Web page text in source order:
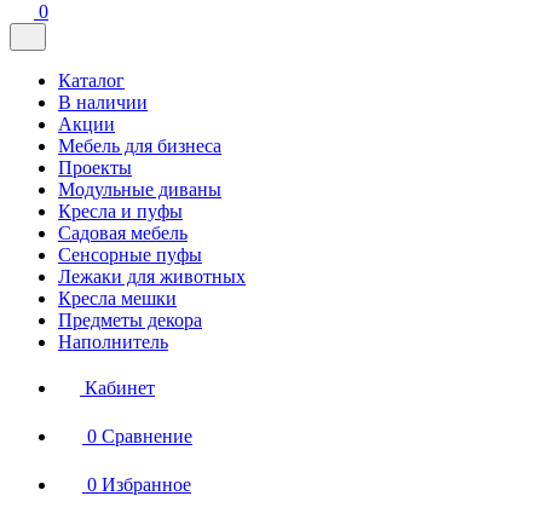
0
Каталог
В наличии
Акции
Мебель для бизнеса
Проекты
Модульные диваны
Кресла и пуфы
Садовая мебель
Сенсорные пуфы
Лежаки для животных
Кресла мешки
Предметы декора
Наполнитель
Кабинет
0 Сравнение
0 Избранное